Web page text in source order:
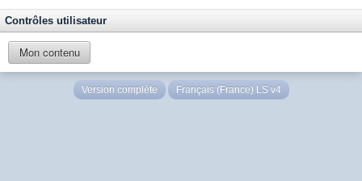
Contrôles utilisateur
Mon contenu
Version complète Français (France) LS v4